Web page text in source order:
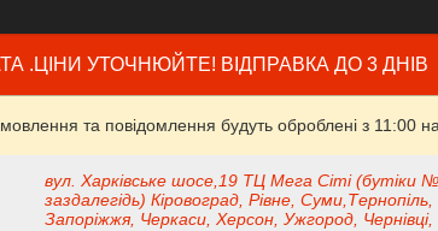
.ЦІНИ УТОЧНЮЙТЕ! ВІДПРАВКА ДО 3 ДНІВ
та повідомлення будуть оброблені з 11:00
вул. Харківське шосе,19 ТЦ Мега Сіті
заздалегідь) Кіровоград, Рівне,
Запоріжжя, Черкаси, Херсон, Ужгород, Чернівці,